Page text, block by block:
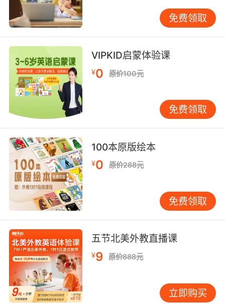
因为班级的人数太多的话老师会照顾不过来的，
人数太少的话孩子的学习积极性也提不起来，毕
竟孩子的学习需要和小伙伴们一起相互进步的。
再就是看幼儿培训机构的教学环境如何，装修以
及设施等各方面是不是安全的，这对于孩子来说
都是很重要的。
幼儿英语机构第三点：接着就是看他们使用的教
材
通常情况下培训机构都是自主研发的英语学习教
材，当然也有很多培训机构会采用国际原版教
材，无论哪种都要是适合孩子的。毕竟对于幼儿
来说学习的教材太难的话会让孩子丧失学习的信
心，太容易的话又容易让孩子轻视英语的学习。
那么这就需要培训机构使用系统并且合理的教
材，这对于孩子的英语学习才是有帮助的。
幼儿英语机构最后一点就是看学校组织活动的能
力，尤其是幼儿英语培训机构不仅仅是要带着孩
免费领取
VIPKID启蒙体验课
¥0 原价100元
免费领取
100本原版绘本
¥0 原价288元
免费领取
五节北美外教直播课
¥9 原价888元
立即购买